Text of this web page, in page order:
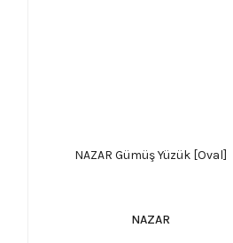
NAZAR Gümüş Yüzük [Oval]
NAZAR